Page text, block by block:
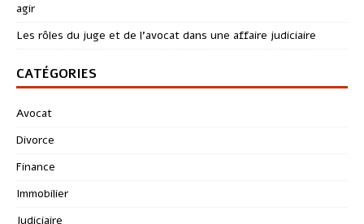
agir
Les rôles du juge et de l’avocat dans une affaire judiciaire
CATÉGORIES
Avocat
Divorce
Finance
Immobilier
Judiciaire